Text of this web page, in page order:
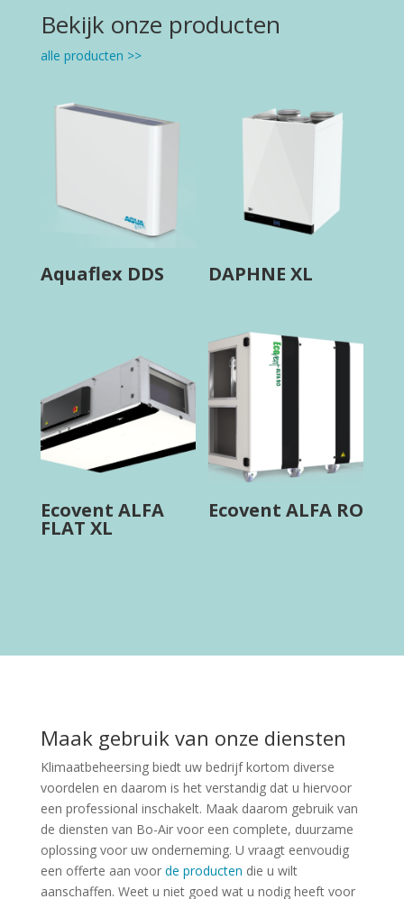
Bekijk onze producten
alle producten >>
Aquaflex DDS DAPHNE XL
Ecovent ALFA
FLAT XL
Ecovent ALFA RO
Maak gebruik van onze diensten
Klimaatbeheersing biedt uw bedrijf kortom diverse
voordelen en daarom is het verstandig dat u hiervoor
een professional inschakelt. Maak daarom gebruik van
de diensten van Bo-Air voor een complete, duurzame
oplossing voor uw onderneming. U vraagt eenvoudig
een offerte aan voor de producten die u wilt
aanschaffen. Weet u niet goed wat u nodig heeft voor